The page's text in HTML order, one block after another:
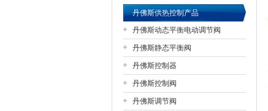
公司名称
丹佛斯供热控制产品
丹佛斯动态平衡电动调节阀
丹佛斯静态平衡阀
丹佛斯控制器
丹佛斯控制阀
丹佛斯调节阀